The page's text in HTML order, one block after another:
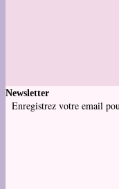
Newsletter
Enregistrez votre email